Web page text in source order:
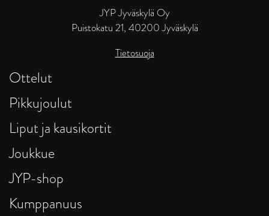
JYP Jyväskylä Oy
Puistokatu 21, 40200 Jyväskylä
Tietosuoja
Ottelut
Pikkujoulut
Liput ja kausikortit
Joukkue
JYP-shop
Kumppanuus